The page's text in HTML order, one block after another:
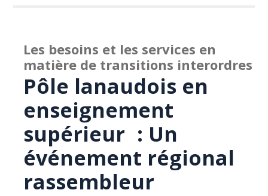
Les besoins et les services en
matière de transitions interordres
Pôle lanaudois en
enseignement
supérieur : Un
événement régional
rassembleur